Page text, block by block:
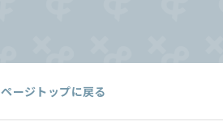
ページトップに戻る